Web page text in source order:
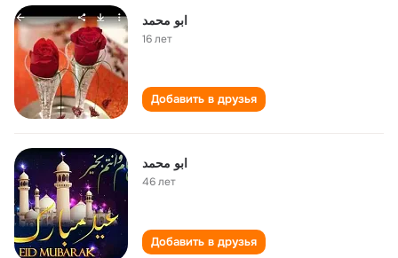
ابو محمد
16 лет
Добавить в друзья
ابو محمد
46 лет
Добавить в друзья